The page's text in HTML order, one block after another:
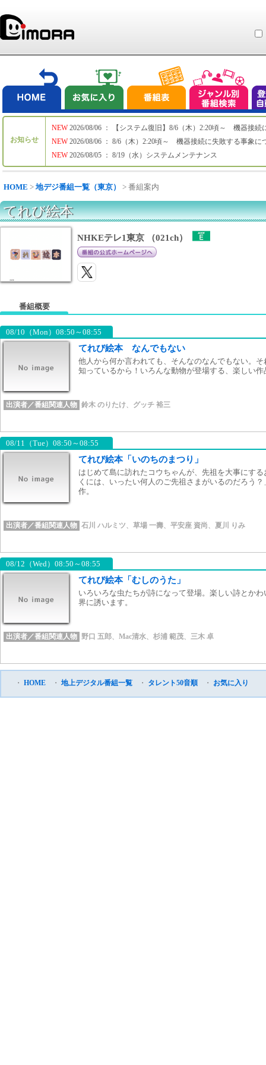
お知らせ
NEW
NEW
NEW
2026/08/06 ： 【システム復旧】8/6（木）2:20頃～ 機器接続
2026/08/06 ： 8/6（木）2:20頃～ 機器接続に失敗する事象に
2026/08/05 ： 8/19（水）システムメンテナンス
HOME > 地デジ番組一覧（東京） > 番組案内
てれび絵本
NHKEテレ1東京 （021ch）
番組概要
08/10（Mon）08:50～08:55
てれび絵本 なんでもない
他人から何か言われても、そんなのなんでもない。
知っているから！いろんな動物が登場する、楽しい作
出演者／番組関連人物 鈴木 のりたけ、 グッチ 裕三
08/11（Tue）08:50～08:55
てれび絵本「いのちのまつり」
はじめて島に訪れたコウちゃんが、先祖を大事にす
くには、いったい何人のご先祖さまがいるのだろう
作。
出演者／番組関連人物 石川 ハルミツ、 草場 一壽、 平安座 資尚、 夏川 りみ
08/12（Wed）08:50～08:55
てれび絵本「むしのうた」
いろいろな虫たちが詩になって登場。楽しい詩とか
界に誘います。
出演者／番組関連人物 野口 五郎、 Mac清水、 杉浦 範茂、 三木 卓
・ HOME ・ 地上デジタル番組一覧 ・ タレント50音順 ・ お気に入り